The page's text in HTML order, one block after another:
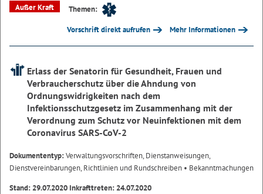
Außer Kraft
Themen:
Vorschrift direkt aufrufen Mehr Informationen
Erlass der Senatorin für Gesundheit, Frauen und
Verbraucherschutz über die Ahndung von
Ordnungswidrigkeiten nach dem
Infektionsschutzgesetz im Zusammenhang mit der
Verordnung zum Schutz vor Neuinfektionen mit dem
Coronavirus SARS-CoV-2
Dokumententyp:Verwaltungsvorschriften, Dienstanweisungen,
Dienstvereinbarungen, Richtlinien und Rundschreiben • Bekanntmachungen
Stand: 29.07.2020 Inkrafttreten: 24.07.2020